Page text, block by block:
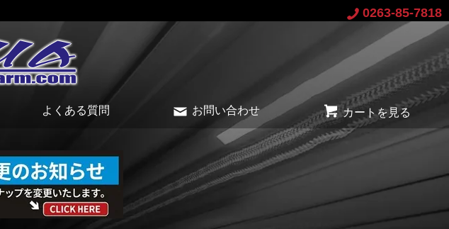
0263-85-7818
よくある質問 お問い合わせ カートを見る